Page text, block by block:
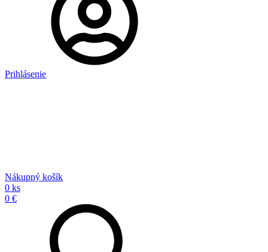
Prihlásenie
Nákupný košík
0 ks
0 €